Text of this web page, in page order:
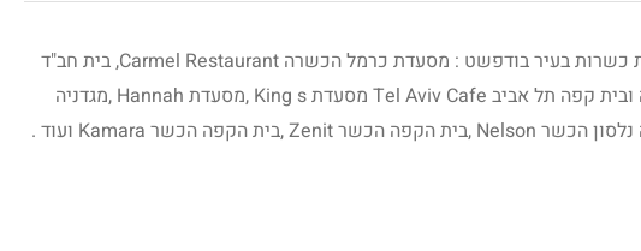
מסעדות , בתי קפה ומכולות כשרות בעיר בודפשט : מסעדת כרמל הכשרה Carmel Restaurant, בית חב"ד
Chabadhungary ,פיצרייה ובית קפה תל אביב Tel Aviv Cafe מסעדת King s ,מסעדת Hannah ,מגדניה